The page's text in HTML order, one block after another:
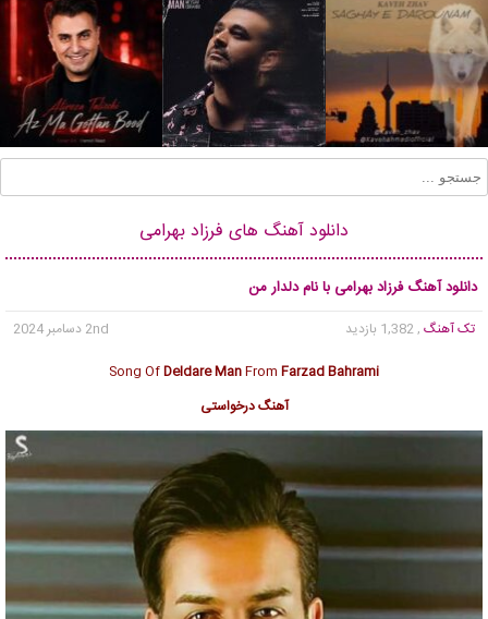
دانلود آهنگ های فرزاد بهرامی
دانلود آهنگ فرزاد بهرامی با نام دلدار من
تک آهنگ , 1,382 بازدید
2nd دسامبر 2024
Song OfDeldare ManFrom Farzad Bahrami
آهنگ درخواستی